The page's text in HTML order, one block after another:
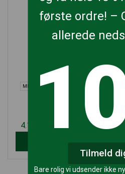
første ordre! –
allerede
Tilmeld
Bare rolig vi udsender ikke
MED ARMLÆN UDEN ARMLÆN
4.149,00
(ekskl. moms)
VÆLG MULIGHEDER